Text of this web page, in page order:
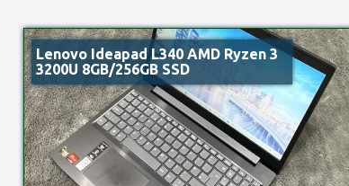
Lenovo Ideapad L340 AMD Ryzen 3
3200U 8GB/256GB SSD